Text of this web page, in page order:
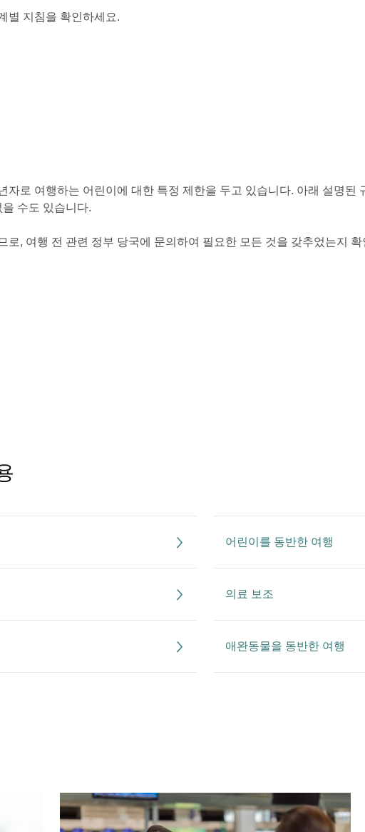
별 지침을 확인하세요.
자로 여행하는 어린이에 대한 특정 제한을 두고 있습니다. 아래 설명된
수도 있습니다.
로, 여행 전 관련 정부 당국에 문의하여 필요한 모든 것을 갖추었는지 확
어린이를 동반한 여행
의료 보조
애완동물을 동반한 여행